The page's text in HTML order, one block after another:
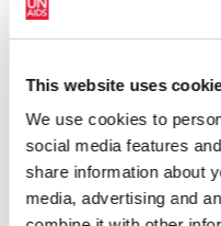
This website uses
We use cookies to
social media features
share information about
media, advertising and
районах
около 21 000 молодых
которых – молодые
анкеты, которую
тренингом и после